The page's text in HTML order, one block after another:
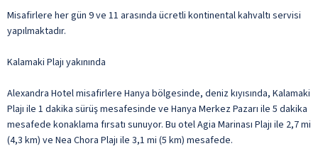
Misafirlere her gün 9 ve 11 arasında ücretli kontinental kahvaltı servisi
yapılmaktadır.
Kalamaki Plajı yakınında
Alexandra Hotel misafirlere Hanya bölgesinde, deniz kıyısında, Kalamaki
Plajı ile 1 dakika sürüş mesafesinde ve Hanya Merkez Pazarı ile 5 dakika
mesafede konaklama fırsatı sunuyor. Bu otel Agia Marinası Plajı ile 2,7 mi
(4,3 km) ve Nea Chora Plajı ile 3,1 mi (5 km) mesafede.